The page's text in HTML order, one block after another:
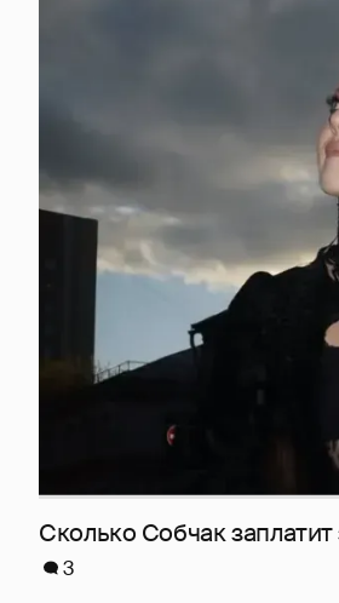
Сколько Собчак
3